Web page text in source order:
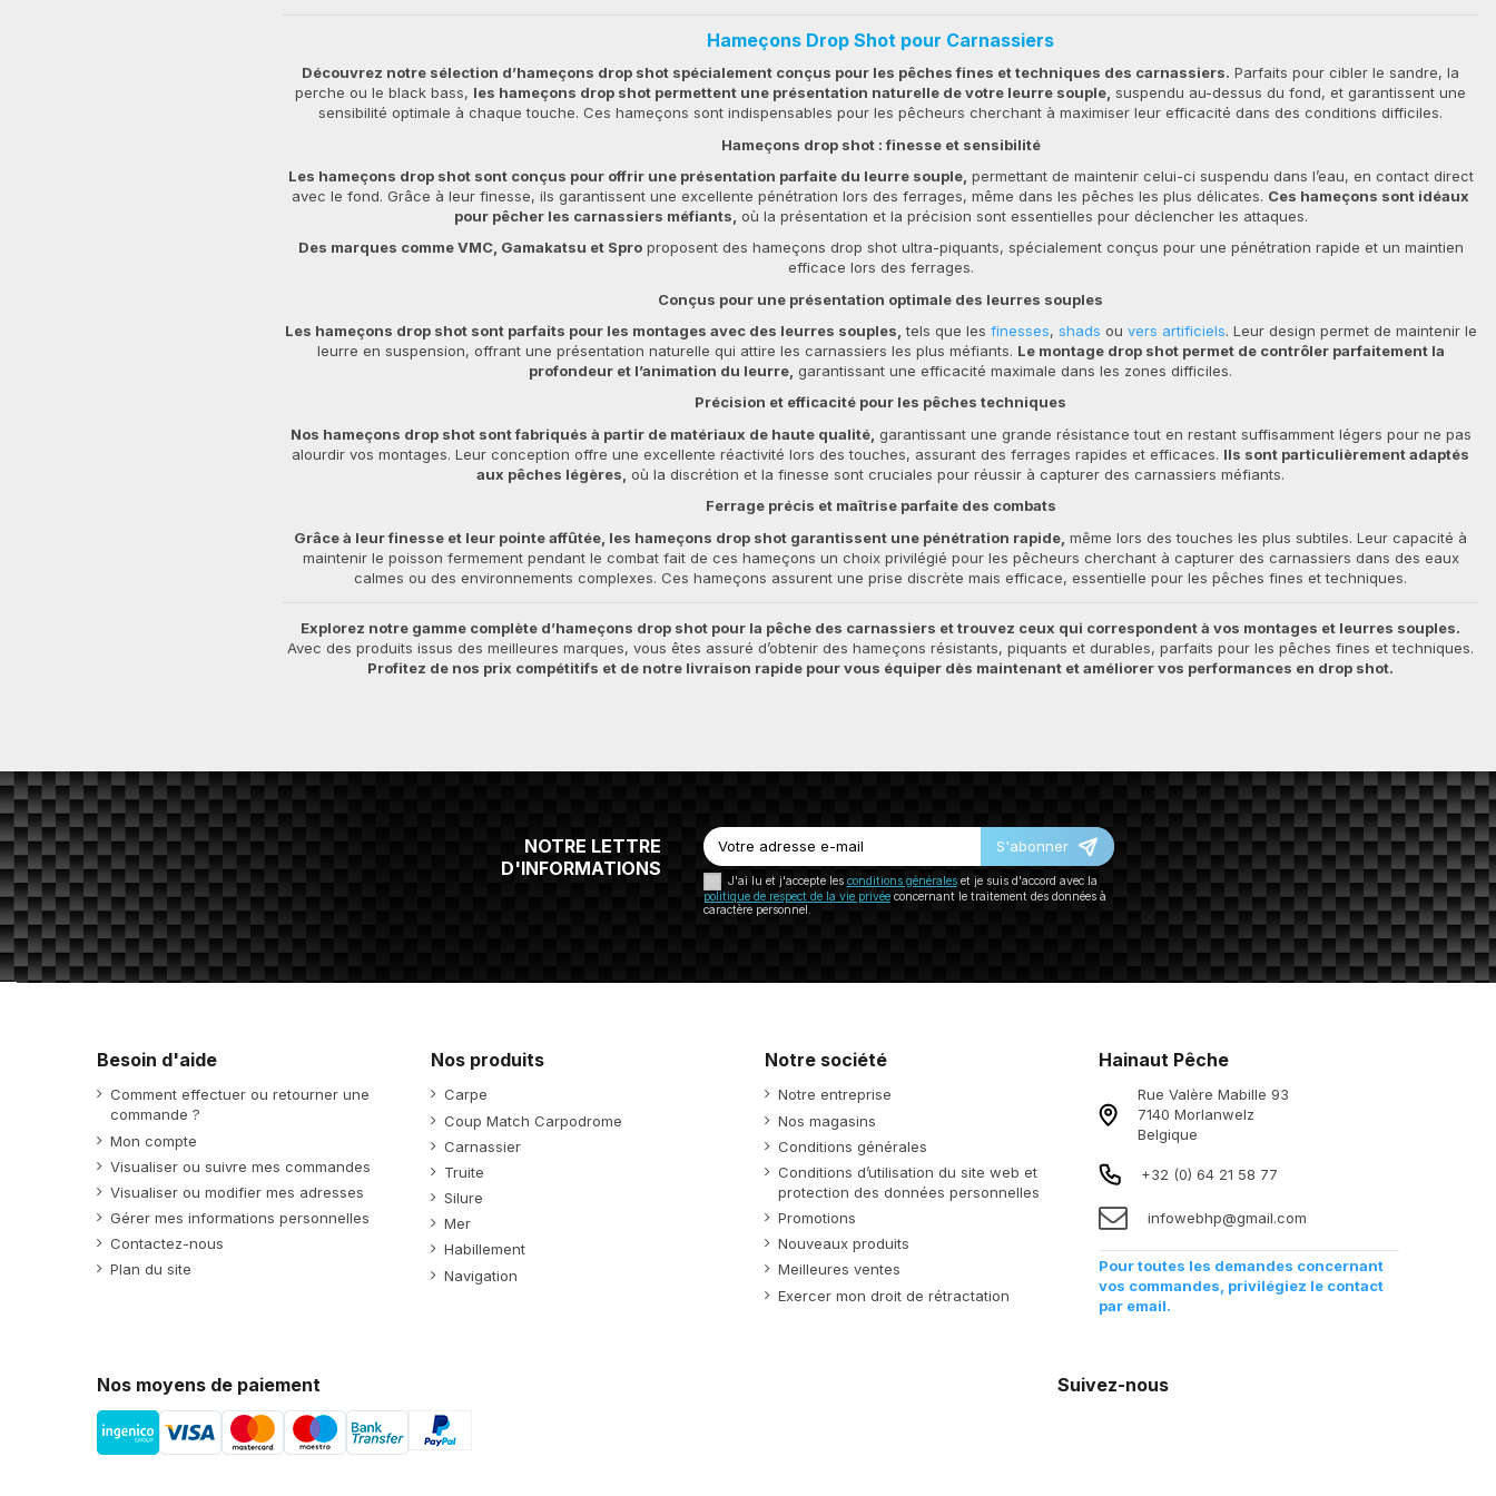
Hameçons Drop Shot pour Carnassiers
Découvrez notre sélection d’hameçons drop shot spécialement conçus pour les pêches fines et techniques des carnassiers. Parfaits pour cibler le sandre, la
perche ou le black bass, les hameçons drop shot permettent une présentation naturelle de votre leurre souple, suspendu au-dessus du fond, et garantissent une
sensibilité optimale à chaque touche. Ces hameçons sont indispensables pour les pêcheurs cherchant à maximiser leur efficacité dans des conditions difficiles.
Hameçons drop shot : finesse et sensibilité
Les hameçons drop shot sont conçus pour offrir une présentation parfaite du leurre souple, permettant de maintenir celui-ci suspendu dans l’eau, en contact direct
avec le fond. Grâce à leur finesse, ils garantissent une excellente pénétration lors des ferrages, même dans les pêches les plus délicates. Ces hameçons sont idéaux
pour pêcher les carnassiers méfiants, où la présentation et la précision sont essentielles pour déclencher les attaques.
Des marques comme VMC, Gamakatsu et Sproproposent des hameçons drop shot ultra-piquants, spécialement conçus pour une pénétration rapide et un maintien
efficace lors des ferrages.
Conçus pour une présentation optimale des leurres souples
Les hameçons drop shot sont parfaits pour les montages avec des leurres souples, tels que les finesses, shads ou vers artificiels. Leur design permet de maintenir le
leurre en suspension, offrant une présentation naturelle qui attire les carnassiers les plus méfiants. Le montage drop shot permet de contrôler parfaitement la
profondeur et l’animation du leurre, garantissant une efficacité maximale dans les zones difficiles.
Précision et efficacité pour les pêches techniques
Nos hameçons drop shot sont fabriqués à partir de matériaux de haute qualité, garantissant une grande résistance tout en restant suffisamment légers pour ne pas
alourdir vos montages. Leur conception offre une excellente réactivité lors des touches, assurant des ferrages rapides et efficaces. Ils sont particulièrement adaptés
aux pêches légères, où la discrétion et la finesse sont cruciales pour réussir à capturer des carnassiers méfiants.
Ferrage précis et maîtrise parfaite des combats
Grâce à leur finesse et leur pointe affûtée, les hameçons drop shot garantissent une pénétration rapide, même lors des touches les plus subtiles. Leur capacité à
maintenir le poisson fermement pendant le combat fait de ces hameçons un choix privilégié pour les pêcheurs cherchant à capturer des carnassiers dans des eaux
calmes ou des environnements complexes. Ces hameçons assurent une prise discrète mais efficace, essentielle pour les pêches fines et techniques.
Explorez notre gamme complète d’hameçons drop shot pour la pêche des carnassiers et trouvez ceux qui correspondent à vos montages et leurres souples.
Avec des produits issus des meilleures marques, vous êtes assuré d’obtenir des hameçons résistants, piquants et durables, parfaits pour les pêches fines et techniques.
Profitez de nos prix compétitifs et de notre livraison rapide pour vous équiper dès maintenant et améliorer vos performances en drop shot.
NOTRE LETTRE
D'INFORMATIONS
S'abonner
J'ai lu et j'accepte les conditions généraleset je suis d'accord avec la
politique de respect de la vie privéeconcernant le traitement des données à
caractère personnel.
Besoin d'aide
Comment effectuer ou retourner une
commande ?
Mon compte
Visualiser ou suivre mes commandes
Visualiser ou modifier mes adresses
Gérer mes informations personnelles
Contactez-nous
Plan du site
Nos produits
Carpe
Coup Match Carpodrome
Carnassier
Truite
Silure
Mer
Habillement
Navigation
Notre société
Notre entreprise
Nos magasins
Conditions générales
Conditions d’utilisation du site web et
protection des données personnelles
Promotions
Nouveaux produits
Meilleures ventes
Exercer mon droit de rétractation
Hainaut Pêche
Rue Valère Mabille 93
7140 Morlanwelz
Belgique
+32 (0) 64 21 58 77
infowebhp@gmail.com
Pour toutes les demandes concernant
vos commandes, privilégiez le contact
par email.
Nos moyens de paiement Suivez-nous